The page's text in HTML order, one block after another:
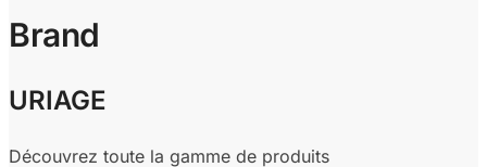
Brand
URIAGE
Découvrez toute la gamme de produits